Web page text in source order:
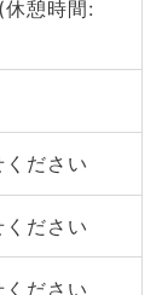
憩時間:
ださい
ださい
ださい